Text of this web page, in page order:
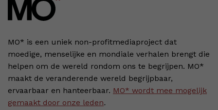
MO* is een uniek non-profitmediaproject dat
moedige, menselijke en mondiale verhalen brengt die
helpen om de wereld rondom ons te begrijpen. MO*
maakt de veranderende wereld begrijpbaar,
ervaarbaar en hanteerbaar. MO* wordt mee mogelijk
gemaakt door onze leden.